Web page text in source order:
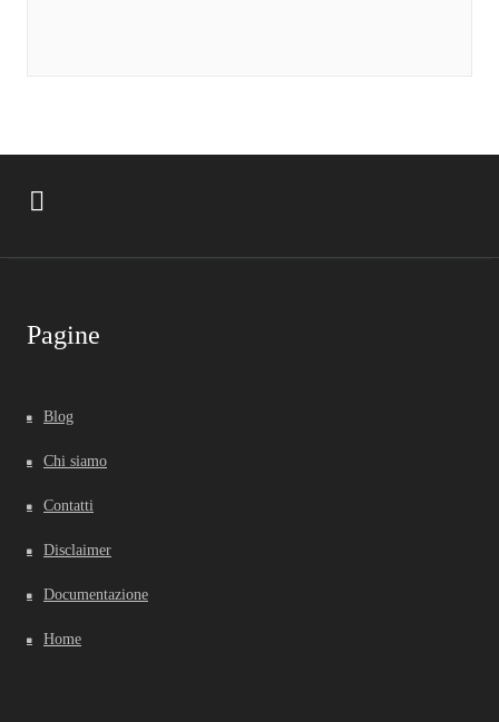
Pagine
Blog
Chi siamo
Contatti
Disclaimer
Documentazione
Home